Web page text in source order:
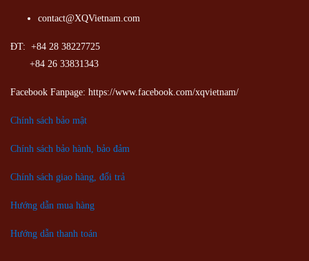
contact@XQVietnam.com
ĐT: +84 28 38227725
+84 26 33831343
Facebook Fanpage: https://www.facebook.com/xqvietnam/
Chính sách bảo mật
Chính sách bảo hành, bảo đảm
Chính sách giao hàng, đổi trả
Hướng dẫn mua hàng
Hướng dẫn thanh toán